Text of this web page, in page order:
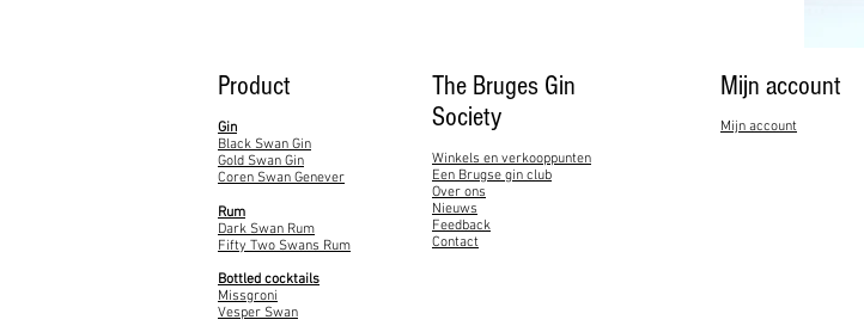
Product
Gin
Black Swan Gin
Gold Swan Gin
Coren Swan Genever
Rum
Dark Swan Rum
Fifty Two Swans Rum
Bottled cocktails
Missgroni
Vesper Swan
The Bruges Gin
Society
Winkels en verkooppunten
Een Brugse gin club
Over ons
Nieuws
Feedback
Contact
Mijn account
Mijn account